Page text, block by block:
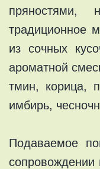
пряностями,
традиционное
из сочных
ароматной
тмин, корица,
имбирь,
Подаваемое
сопровождении